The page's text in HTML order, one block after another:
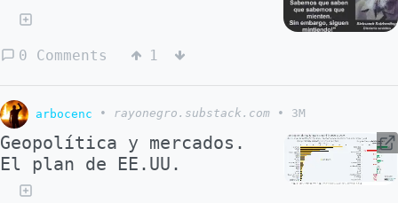
0 Comments 1
arbocenc • rayonegro.substack.com • 3M
Geopolítica y mercados.
El plan de EE.UU.